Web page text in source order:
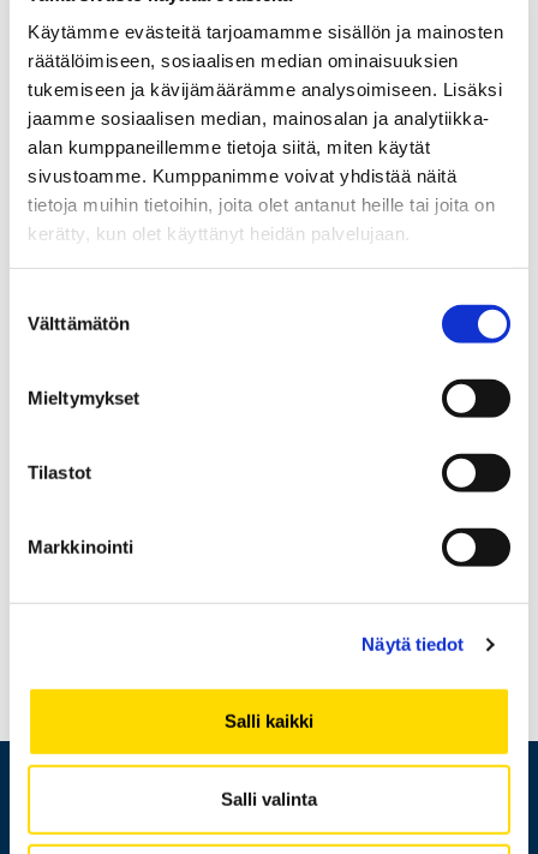
Käytämme evästeitä tarjoamamme sisällön ja mainosten
räätälöimiseen, sosiaalisen median ominaisuuksien
tukemiseen ja kävijämäärämme analysoimiseen. Lisäksi
jaamme sosiaalisen median, mainosalan ja analytiikka-
alan kumppaneillemme tietoja siitä, miten käytät
sivustoamme. Kumppanimme voivat yhdistää näitä
tietoja muihin tietoihin, joita olet antanut heille tai joita on
kerätty, kun olet käyttänyt heidän palvelujaan.
valinta
Välttämätön
Mieltymykset
Tilastot
Markkinointi
Näytä tiedot
Salli kaikki
Salli valinta
Figure
value
5.
Figure
description
vastaantulija on opiskelija
Figure
value
93 %
Figureon töissä vuosi valmistumisen jälkeen
(perustuu vuoden 2023 sijoittumisseurantaan)
Figure
value
on työelämässä vuosi valmistumisen jälkeen
PODCAST